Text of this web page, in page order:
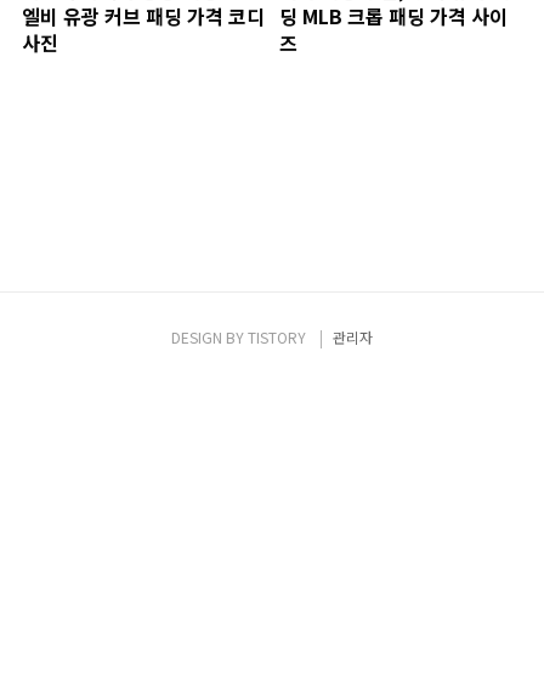
엘비 유광 커브 패딩 가격 코디
사진
딩 MLB 크롭 패딩 가격 사이
즈
DESIGN BYTISTORY 관리자